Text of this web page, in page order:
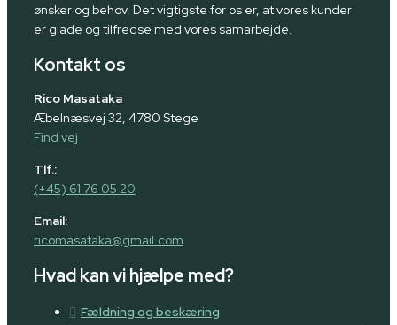
ønsker og behov. Det vigtigste for os er, at vores kunder
er glade og tilfredse med vores samarbejde.
Kontakt os
Rico Masataka
Æbelnæsvej 32, 4780 Stege
Find vej
Tlf.:
(+45) 61 76 05 20
Email:
ricomasataka@gmail.com
Hvad kan vi hjælpe med?
Fældning og beskæring